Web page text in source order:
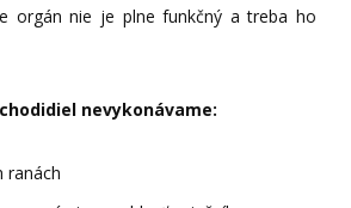
orgán nie je plne funkčný a treba ho
nevykonávame:
ranách